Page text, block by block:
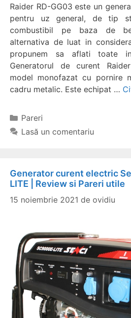
Raider RD-GG03 este un
pentru uz general, de tip
combustibil pe baza de
alternativa de luat in
propunem sa aflati toate
Generatorul de curent
model monofazat cu pornire
cadru metalic. Este echipat …
Categorii
Pareri
Lasă un comentariu
Generator curent electric
LITE | Review si Pareri utile
15 noiembrie 2021 de ovidiu